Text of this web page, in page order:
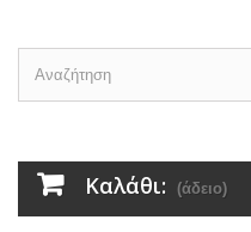
Καλάθι: (άδειο)